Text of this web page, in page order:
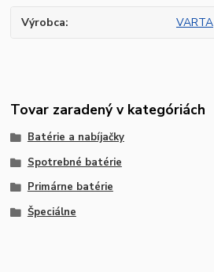
Výrobca VARTA
Tovar zaradený v kategóriách
Batérie a nabíjačky
Spotrebné batérie
Primárne batérie
Špeciálne